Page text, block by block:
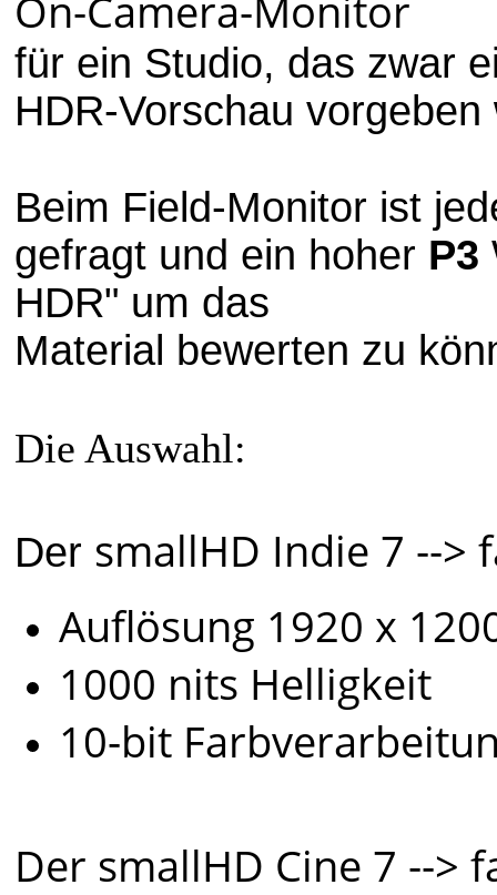
für ein Studio, das zwar
HDR-Vorschau
Beim Field-Monitor ist
gefragt und ein hoher P3
HDR" um das
Material bewerten zu
Die Auswahl:
Der smallHD Indie 7 -->
Auflösung 1920 x
1000 nits Helligkeit
10-bit
Der smallHD Cine 7 -->